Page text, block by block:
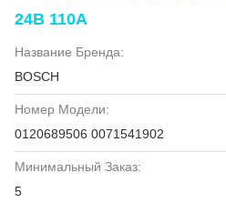
24В 110А
Название Бренда:
BOSCH
Номер Модели:
0120689506 0071541902
Минимальный Заказ:
5